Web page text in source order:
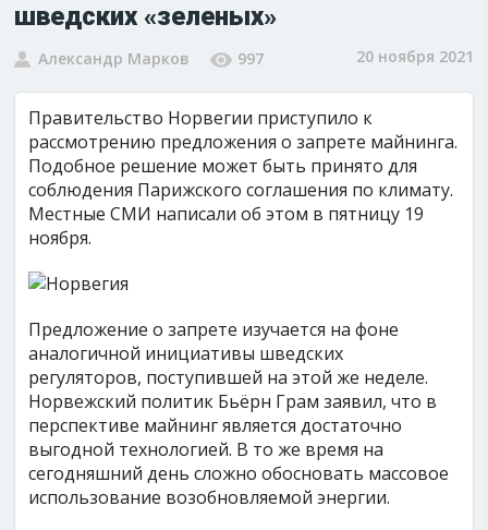
шведских «зеленых»
Александр Марков 997 20 ноября 2021
Правительство Норвегии приступило к
рассмотрению предложения о запрете майнинга.
Подобное решение может быть принято для
соблюдения Парижского соглашения по климату.
Местные СМИ написали об этом в пятницу 19
ноября.
Предложение о запрете изучается на фоне
аналогичной инициативы шведских
регуляторов, поступившей на этой же неделе.
Норвежский политик Бьёрн Грам заявил, что в
перспективе майнинг является достаточно
выгодной технологией. В то же время на
сегодняшний день сложно обосновать массовое
использование возобновляемой энергии.